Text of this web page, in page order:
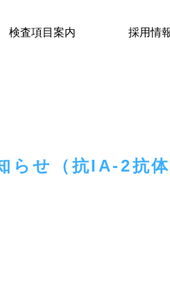
検査項目案内 採用情
らせ（抗IA-2抗